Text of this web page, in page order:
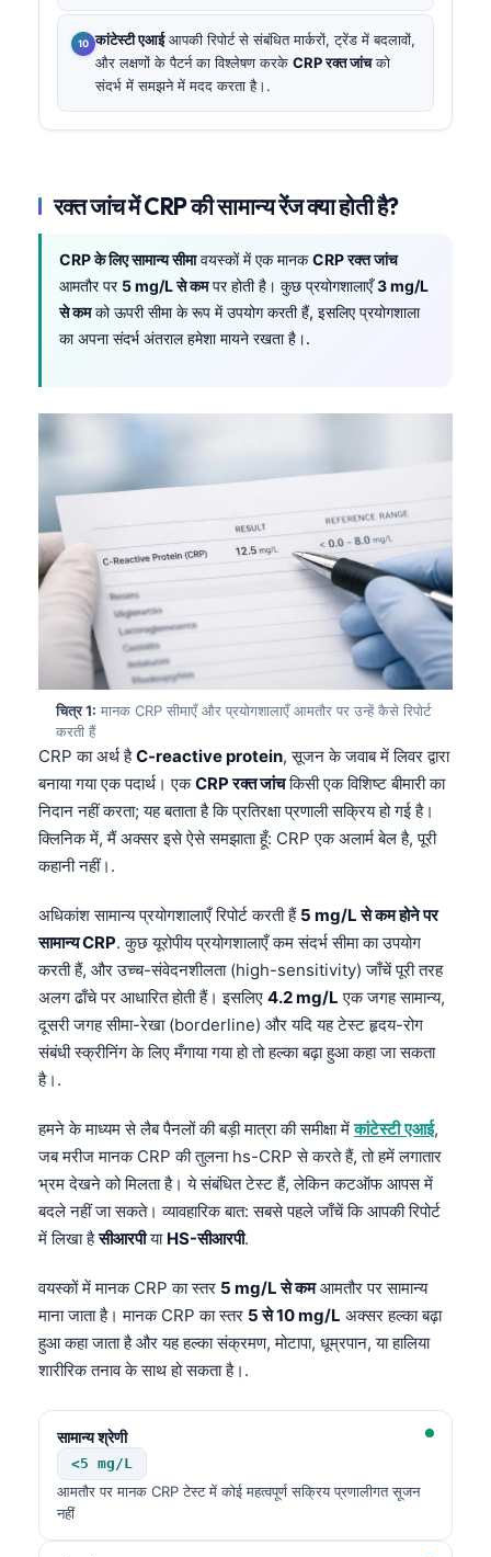
कांटेस्टी एआईआपकी रिपोर्ट से संबंधित मार्करों, ट्रेंड में बदलावों,
और लक्षणों के पैटर्न का विश्लेषण करके CRP रक्त जांचको
संदर्भ में समझने में मदद करता है।.
रक्त जांच में CRP की सामान्य रेंज क्या होती है?
CRP के लिए सामान्य सीमावयस्कों में एक मानकCRP रक्त जांच
आमतौर पर 5 mg/L से कमपर होती है। कुछ प्रयोगशालाएँ3 mg/L
से कमको ऊपरी सीमा के रूप में उपयोग करती हैं, इसलिए प्रयोगशाला
का अपना संदर्भ अंतराल हमेशा मायने रखता है।.
चित्र 1: मानक CRP सीमाएँ और प्रयोगशालाएँ आमतौर पर उन्हें कैसे रिपोर्ट
करती हैं
CRP का अर्थ हैC-reactive protein, सूजन के जवाब में लिवर द्वारा
बनाया गया एक पदार्थ। एकCRP रक्त जांचकिसी एक विशिष्ट बीमारी का
निदान नहीं करता; यह बताता है कि प्रतिरक्षा प्रणाली सक्रिय हो गई है।
क्लिनिक में, मैं अक्सर इसे ऐसे समझाता हूँ: CRP एक अलार्म बेल है, पूरी
कहानी नहीं।.
अधिकांश सामान्य प्रयोगशालाएँ रिपोर्ट करती हैं 5 mg/L से कम होने पर
सामान्य CRP. कुछ यूरोपीय प्रयोगशालाएँ कम संदर्भ सीमा का उपयोग
करती हैं, और उच्च-संवेदनशीलता (high-sensitivity) जाँचें पूरी तरह
अलग ढाँचे पर आधारित होती हैं। इसलिए 4.2 mg/L एक जगह सामान्य,
दूसरी जगह सीमा-रेखा (borderline) और यदि यह टेस्ट हृदय-रोग
संबंधी स्क्रीनिंग के लिए मँगाया गया हो तो हल्का बढ़ा हुआ कहा जा सकता
है।.
हमने के माध्यम से लैब पैनलों की बड़ी मात्रा की समीक्षा मेंकांटेस्टी एआई,
जब मरीज मानक CRP की तुलना hs-CRP से करते हैं, तो हमें लगातार
भ्रम देखने को मिलता है। ये संबंधित टेस्ट हैं, लेकिन कटऑफ आपस में
बदले नहीं जा सकते। व्यावहारिक बात: सबसे पहले जाँचें कि आपकी रिपोर्ट
में लिखा हैसीआरपीया HS-सीआरपी.
वयस्कों में मानक CRP का स्तर 5 mg/L से कमआमतौर पर सामान्य
माना जाता है। मानक CRP का स्तर 5 से 10 mg/L अक्सर हल्का बढ़ा
हुआ कहा जाता है और यह हल्का संक्रमण, मोटापा, धूम्रपान, या हालिया
शारीरिक तनाव के साथ हो सकता है।.
सामान्य श्रेणी
<5 mg/L
आमतौर पर मानक CRP टेस्ट में कोई महत्वपूर्ण सक्रिय प्रणालीगत सूजन
नहीं